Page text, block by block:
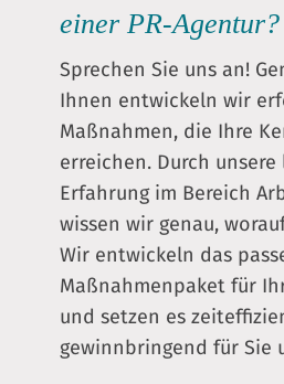
einer PR-Agentur?
Sprechen Sie uns an!
Ihnen entwickeln wir
Maßnahmen, die Ihre
erreichen. Durch
Erfahrung im Bereich
wissen wir genau,
Wir entwickeln das
Maßnahmenpaket für
und setzen es
gewinnbringend für Sie